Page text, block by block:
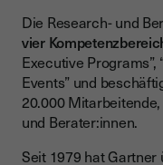
Die Research- und
vier
Executive Programs”,
Events” und
20.000
und Berater:innen.
Seit 1979 hat